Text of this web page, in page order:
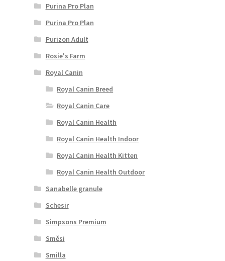
Purina Pro Plan
Purina Pro Plan
Purizon Adult
Rosie's Farm
Royal Canin
Royal Canin Breed
Royal Canin Care
Royal Canin Health
Royal Canin Health Indoor
Royal Canin Health Kitten
Royal Canin Health Outdoor
Sanabelle granule
Schesir
Simpsons Premium
Směsi
Smilla